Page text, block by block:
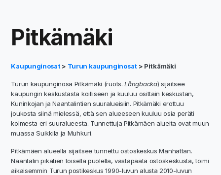
Pitkämäki
Kaupunginosat > Turun kaupunginosat > Pitkämäki
Turun kaupunginosa Pitkämäki (ruots.Långbacka) sijaitsee
kaupungin keskustasta koilliseen ja kuuluu osittain keskustan,
Kuninkojan ja Naantalintien suuralueisiin. Pitkämäki erottuu
joukosta siinä mielessä, että sen alueeseen kuuluu osia peräti
kolmesta eri suuralueesta. Tunnettuja Pitkämäen alueita ovat muun
muassa Suikkila ja Muhkuri.
Pitkämäen alueella sijaitsee tunnettu ostoskeskus Manhattan.
Naantalin pikatien toisella puolella, vastapäätä ostoskeskusta, toimi
aikaisemmin Turun postikeskus 1990-luvun alusta 2010-luvun